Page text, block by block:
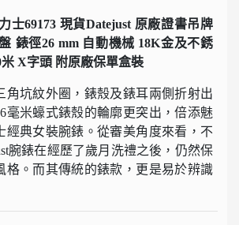
士69173 現貨Datejust 原廠證書吊牌
錶徑26 mm 自動機械 18K金及不銹
X字頭 附原廠保單盒裝
角坑紋外圈，錶殼及錶耳兩側折射出
毫米蠔式錶殼的輪廓更突出，倍添魅
經典女裝腕錶。從審美角度來看，不
腕錶在經歷了歲月洗禮之後，仍然保
格。而其傳統的錶款，更是易於辨識